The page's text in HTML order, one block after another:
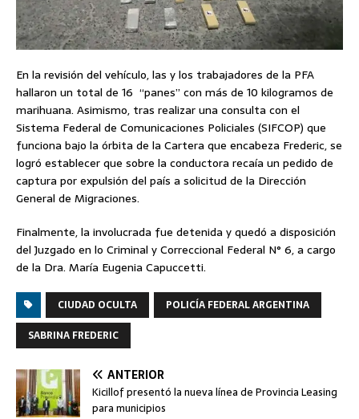
En la revisión del vehículo, las y los trabajadores de la PFA
hallaron un total de 16 “panes” con más de 10 kilogramos de
marihuana. Asimismo, tras realizar una consulta con el
Sistema Federal de Comunicaciones Policiales (SIFCOP) que
funciona bajo la órbita de la Cartera que encabeza Frederic, se
logró establecer que sobre la conductora recaía un pedido de
captura por expulsión del país a solicitud de la Dirección
General de Migraciones.
Finalmente, la involucrada fue detenida y quedó a disposición
del Juzgado en lo Criminal y Correccional Federal N° 6, a cargo
de la Dra. María Eugenia Capuccetti.
CIUDAD OCULTA
POLICÍA FEDERAL ARGENTINA
SABRINA FREDERIC
ANTERIOR
Kicillof presentó la nueva línea de Provincia Leasing
para municipios